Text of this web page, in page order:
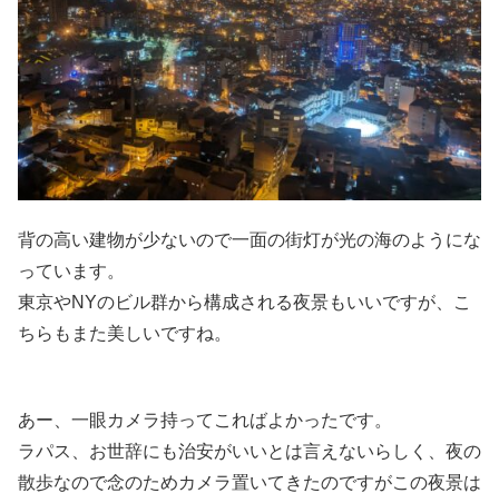
背の高い建物が少ないので一面の街灯が光の海のようにな
っています。
東京やNYのビル群から構成される夜景もいいですが、こ
ちらもまた美しいですね。
あー、一眼カメラ持ってこればよかったです。
ラパス、お世辞にも治安がいいとは言えないらしく、夜の
散歩なので念のためカメラ置いてきたのですがこの夜景は